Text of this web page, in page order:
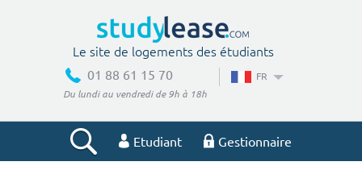
Le site de logements des étudiants
01 88 61 15 70
Du lundi au vendredi de 9h à 18h
FR
Etudiant Gestionnaire